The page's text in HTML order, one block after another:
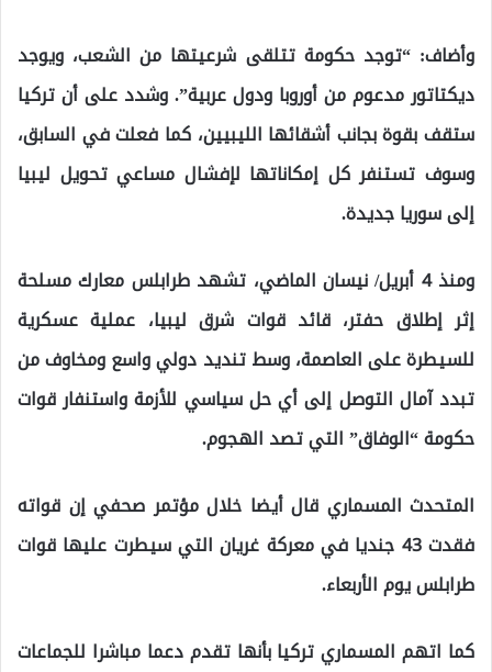
وأضاف: “توجد حكومة تتلقى شرعيتها من الشعب، ويوجد
ديكتاتور مدعوم من أوروبا ودول عربية”. وشدد على أن تركيا
ستقف بقوة بجانب أشقائها الليبيين، كما فعلت في السابق،
وسوف تستنفر كل إمكاناتها لإفشال مساعي تحويل ليبيا
إلى سوريا جديدة.
ومنذ 4 أبريل/ نيسان الماضي، تشهد طرابلس معارك مسلحة
إثر إطلاق حفتر، قائد قوات شرق ليبيا، عملية عسكرية
للسيطرة على العاصمة، وسط تنديد دولي واسع ومخاوف من
تبدد آمال التوصل إلى أي حل سياسي للأزمة واستنفار قوات
حكومة “الوفاق” التي تصد الهجوم.
المتحدث المسماري قال أيضا خلال مؤتمر صحفي إن قواته
فقدت 43 جنديا في معركة غريان التي سيطرت عليها قوات
طرابلس يوم الأربعاء.
كما اتهم المسماري تركيا بأنها تقدم دعما مباشرا للجماعات